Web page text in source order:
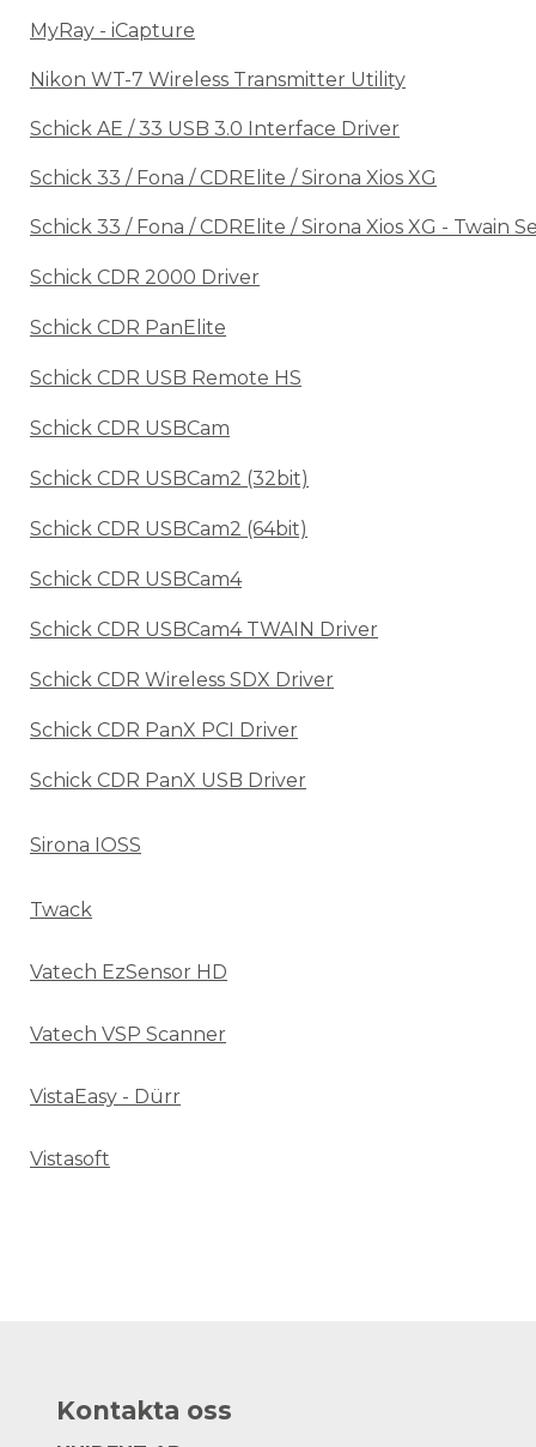
MyRay - iCapture
Nikon WT-7 Wireless Transmitter Utility
Schick AE / 33 USB 3.0 Interface Driver
Schick 33 / Fona / CDRElite / Sirona Xios XG
Schick 33 / Fona / CDRElite / Sirona Xios XG - Twain
Schick CDR 2000 Driver
Schick CDR PanElite
Schick CDR USB Remote HS
Schick CDR USBCam
Schick CDR USBCam2 (32bit)
Schick CDR USBCam2 (64bit)
Schick CDR USBCam4
Schick CDR USBCam4 TWAIN Driver
Schick CDR Wireless SDX Driver
Schick CDR PanX PCI Driver
Schick CDR PanX USB Driver
Sirona IOSS
Twack
Vatech EzSensor HD
Vatech VSP Scanner
VistaEasy - Dürr
Vistasoft
Kontakta oss